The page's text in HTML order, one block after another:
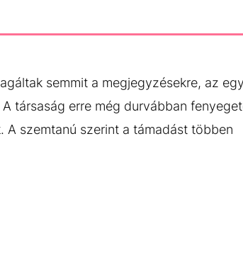
semmit a megjegyzésekre, az
társaság erre még durvábban
A szemtanú szerint a támadást többen